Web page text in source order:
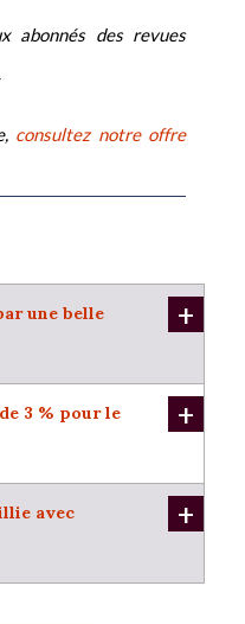
abonnés des revues
consultez notre offre
une belle
+
3 % pour le
+
avec
+